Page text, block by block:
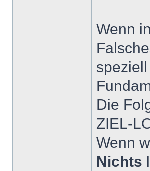
Wenn
Die
ZIEL-
Wenn
Nichts